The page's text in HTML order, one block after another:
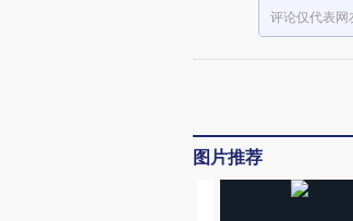
评论仅代表网
图片推荐